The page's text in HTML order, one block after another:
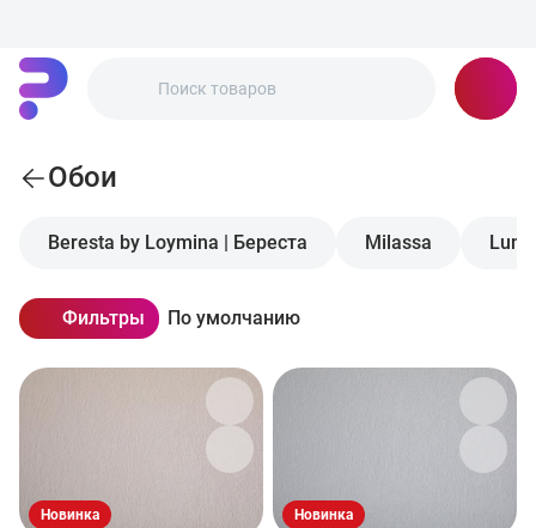
Обои
Beresta by Loymina | Береста Milassa
Фильтры По умолчанию
Новинка Новинка